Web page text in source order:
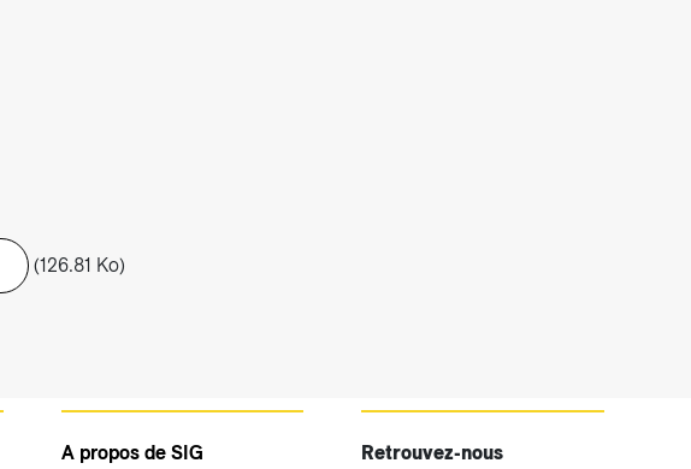
(126.81 Ko)
A propos de SIG
Retrouvez-nous